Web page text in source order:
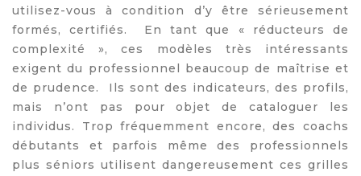
utilisez-vous à condition d’y être sérieusement
formés, certifiés. En tant que « réducteurs de
complexité », ces modèles très intéressants
exigent du professionnel beaucoup de maîtrise et
de prudence. Ils sont des indicateurs, des profils,
mais n’ont pas pour objet de cataloguer les
individus. Trop fréquemment encore, des coachs
débutants et parfois même des professionnels
plus séniors utilisent dangereusement ces grilles